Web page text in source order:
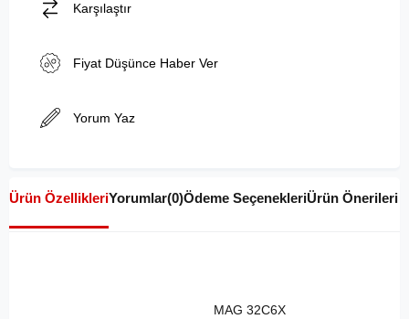
Karşılaştır
Fiyat Düşünce Haber Ver
Yorum Yaz
Ürün ÖzellikleriYorumlar(0)Ödeme SeçenekleriÜrün Önerileri
MAG 32C6X